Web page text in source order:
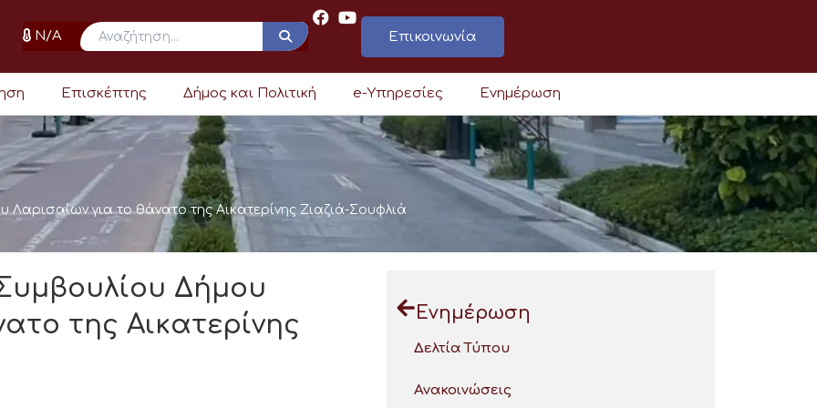
N/A Επικοινωνία
Επισκέπτης Δήμος και Πολιτική e-Υπηρεσίες Ενημέρωση
για το θάνατο της Αικατερίνης Ζιαζιά-Σουφλιά
Δήμου
της Αικατερίνης
Ενημέρωση
Δελτία Τύπου
Ανακοινώσεις